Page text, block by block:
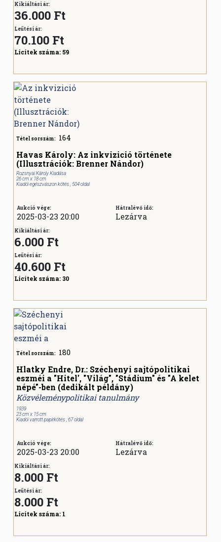
Kikiáltási ár:
36.000 Ft
Leütési ár:
70.100 Ft
Licitek száma: 59
Tétel sorszám: 164
Havas Károly: Az inkvizició története
(Illusztrációk: Brenner Nándor)
Rozsnyai Károly Kiadása
26 cm x 18 cm
Kiadói egészvászon kötés , 504 oldal
Aukció vége:
2025-03-23 20:00
Hátralévő idő:
Lezárva
Kikiáltási ár:
6.000 Ft
Leütési ár:
40.600 Ft
Licitek száma: 30
Tétel sorszám: 180
Hlatky Endre, Dr.: Széchenyi sajtópolitikai
eszméi a "Hitel', "Világ", "Stádium" és "A kelet
népé"-ben (dedikált példány)
Közvéleménypolitikai tanulmány
1939
23 cm x 15 cm
Kiadói varrott papírkötés , 67 oldal
Aukció vége:
2025-03-23 20:00
Hátralévő idő:
Lezárva
Kikiáltási ár:
8.000 Ft
Leütési ár:
8.000 Ft
Licitek száma: 1